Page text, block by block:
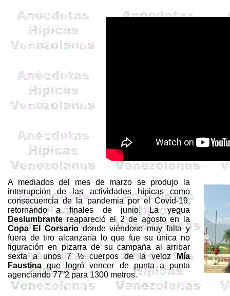
A mediados del mes de marzo se produjo la
interrupción de las actividades hípicas como
consecuencia de la pandemia por el Covid-19,
retornando a finales de junio. La yegua
Deslumbrantereapareció el 2 de agosto en la
Copa El Corsariodonde viéndose muy falta y
fuera de tiro alcanzaría lo que fue su única no
figuración en pizarra de su campaña al arribar
sexta a unos 7 ½ cuerpos de la velozMía
Faustinaque logró vencer de punta a punta
agenciando 77”2 para 1300 metros.